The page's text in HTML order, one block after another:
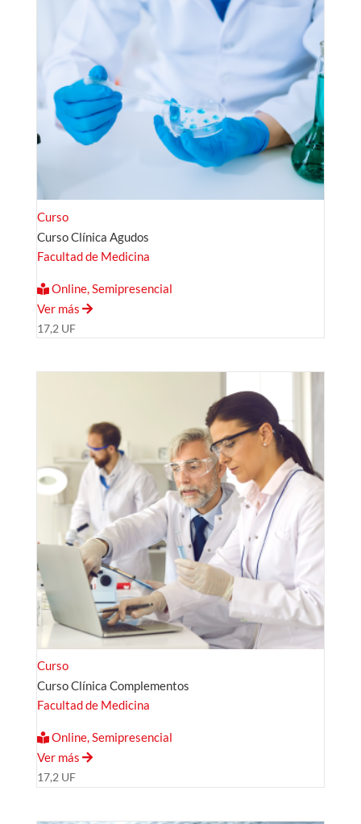
Curso
Curso Clínica Agudos
Facultad de Medicina
Online, Semipresencial
Ver más
17,2 UF
Curso
Curso Clínica Complementos
Facultad de Medicina
Online, Semipresencial
Ver más
17,2 UF